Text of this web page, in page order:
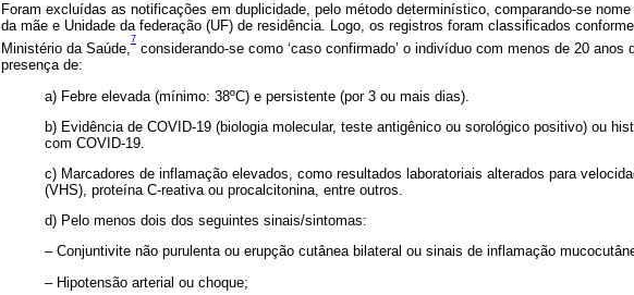
Foram excluídas as notificações em duplicidade, pelo método determinístico, comparando-se
da mãe e Unidade da federação (UF) de residência. Logo, os registros foram classificados
Ministério da Saúde,
7
considerando-se como ‘caso confirmado’ o indivíduo com menos de 20 anos
presença de:
a) Febre elevada (mínimo: 38ºC) e persistente (por 3 ou mais dias).
b) Evidência de COVID-19 (biologia molecular, teste antigênico ou sorológico positivo) ou
com COVID-19.
c) Marcadores de inflamação elevados, como resultados laboratoriais alterados para
(VHS), proteína C-reativa ou procalcitonina, entre outros.
d) Pelo menos dois dos seguintes sinais/sintomas:
– Conjuntivite não purulenta ou erupção cutânea bilateral ou sinais de inflamação
– Hipotensão arterial ou choque;